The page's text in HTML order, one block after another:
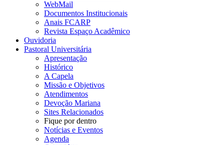
WebMail
Documentos Institucionais
Anais FCARP
Revista Espaço Acadêmico
Ouvidoria
Pastoral Universitária
Apresentação
Histórico
A Capela
Missão e Objetivos
Atendimentos
Devoção Mariana
Sites Relacionados
Fique por dentro
Notícias e Eventos
Agenda